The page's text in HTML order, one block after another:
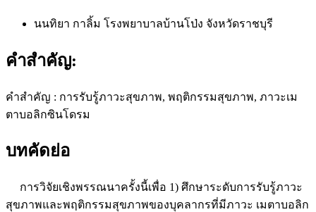
นนทิยา กาลิ้ม โรงพยาบาลบ้านโป่ง จังหวัดราชบุรี
คำสำคัญ:
คำสำคัญ : การรับรู้ภาวะสุขภาพ, พฤติกรรมสุขภาพ, ภาวะเม
ตาบอลิกซินโดรม
บทคัดย่อ
การวิจัยเชิงพรรณนาครั้งนี้เพื่อ 1) ศึกษาระดับการรับรู้ภาวะ
สุขภาพและพฤติกรรมสุขภาพของบุคลากรที่มีภาวะ เมตาบอลิก